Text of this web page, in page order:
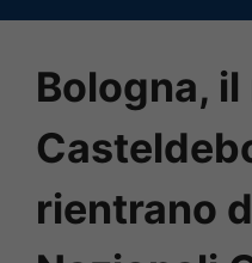
Bologna,
rientrano